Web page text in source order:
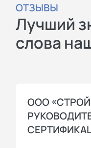
ОТЗЫВЫ
Лучший
слова
ООО